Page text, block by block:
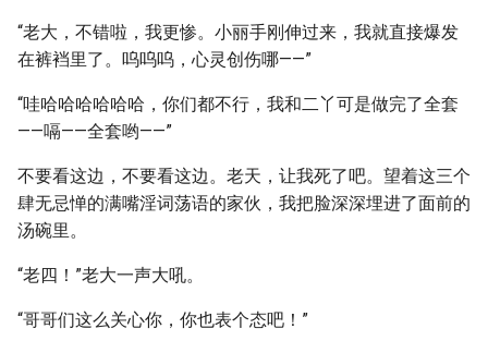
“老大，不错啦，我更惨。小丽手刚伸过来，我就直接爆发
在裤裆里了。呜呜呜，心灵创伤哪——”
“哇哈哈哈哈哈哈，你们都不行，我和二丫可是做完了全套
——嗝——全套哟——”
不要看这边，不要看这边。老天，让我死了吧。望着这三个
肆无忌惮的满嘴淫词荡语的家伙，我把脸深深埋进了面前的
汤碗里。
“老四！”老大一声大吼。
“哥哥们这么关心你，你也表个态吧！”